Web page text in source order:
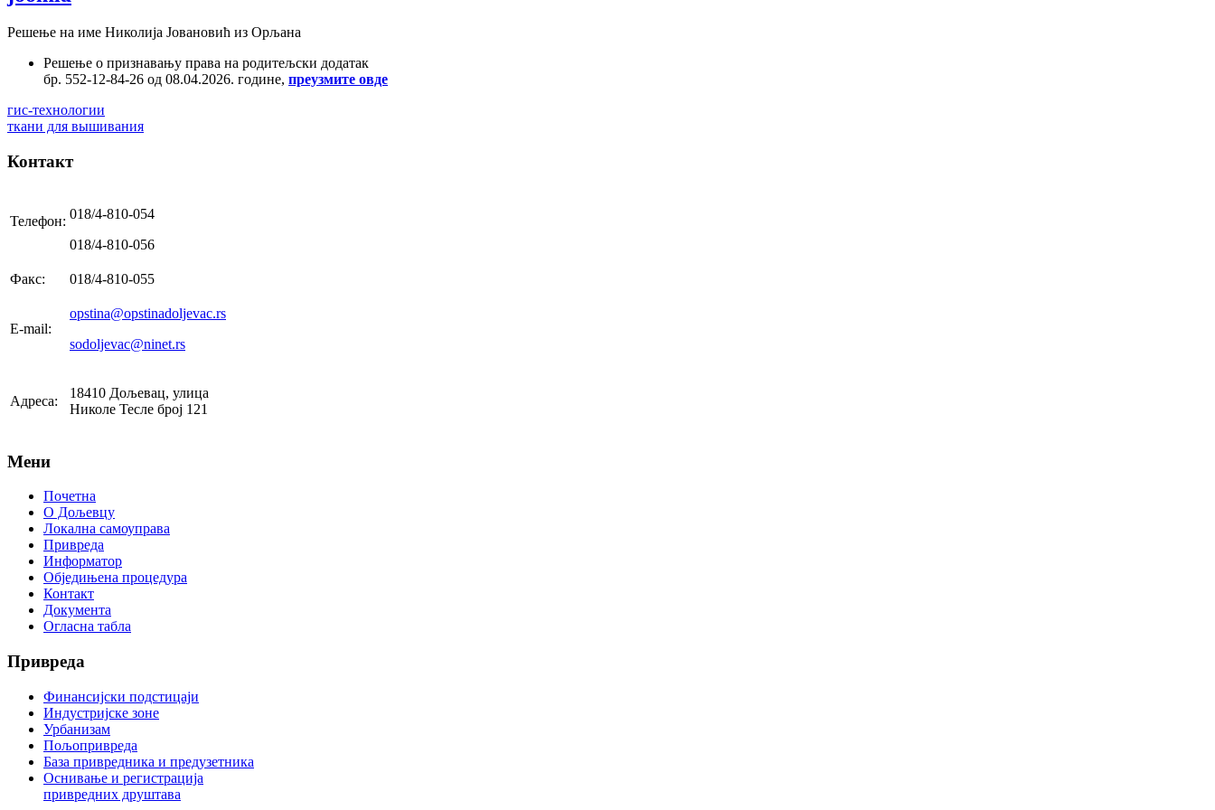
Решење на име Николија Јовановић из Орљана
Решење о признавању права на родитељски додатак
бр. 552-12-84-26 од 08.04.2026. године, преузмите овде
гис-технологии
ткани для вышивания
Контакт
Телефон: 018/4-810-054
018/4-810-056
Факс: 018/4-810-055
E-mail:
opstina@opstinadoljevac.rs
sodoljevac@ninet.rs
Адреса:
18410 Дољевац, улица
Николе Тесле број 121
Мени
Почетна
О Дољевцу
Локална самоуправа
Привреда
Информатор
Обједињена процедура
Контакт
Документа
Огласна табла
Привреда
Финансијски подстицаји
Индустријске зоне
Урбанизам
Пољопривреда
База привредника и предузетника
Оснивање и регистрација
привредних друштава